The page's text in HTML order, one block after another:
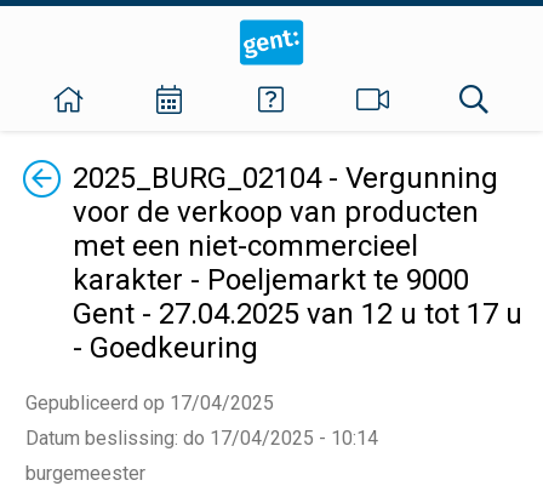
Terug2025_BURG_02104 - Vergunning
voor de verkoop van producten
met een niet-commercieel
karakter - Poeljemarkt te 9000
Gent - 27.04.2025 van 12 u tot 17 u
- Goedkeuring
Gepubliceerd op 17/04/2025
Datum beslissing: do 17/04/2025 - 10:14
burgemeester